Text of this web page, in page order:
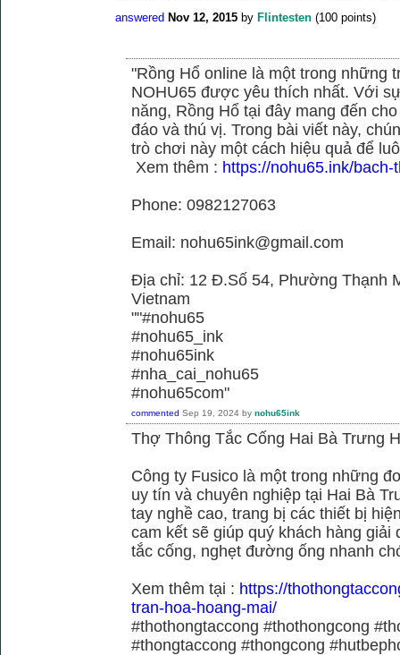
answered Nov 12, 2015 by Flintesten (100 points)
"Rồng Hổ online là một trong những
NOHU65 được yêu thích nhất. Với
năng, Rồng Hổ tại đây mang đến
đáo và thú vị. Trong bài viết này,
trò chơi này một cách hiệu quả để
Xem thêm : https://nohu65.ink/bach-
Phone: 0982127063
Email: nohu65ink@gmail.com
Địa chỉ: 12 Đ.Số 54, Phường Thạnh
Vietnam
""#nohu65
#nohu65_ink
#nohu65ink
#nha_cai_nohu65
#nohu65com"
commented Sep 19, 2024 by nohu65ink
Thợ Thông Tắc Cống Hai Bà Trưng
Công ty Fusico là một trong những
uy tín và chuyên nghiệp tại Hai Bà
tay nghề cao, trang bị các thiết bị
cam kết sẽ giúp quý khách hàng
tắc cống, nghẹt đường ống nhanh
Xem thêm tại : https://
tran-hoa-hoang-mai/
#thothongtaccong #thothongcong
#thongtaccong #thongcong